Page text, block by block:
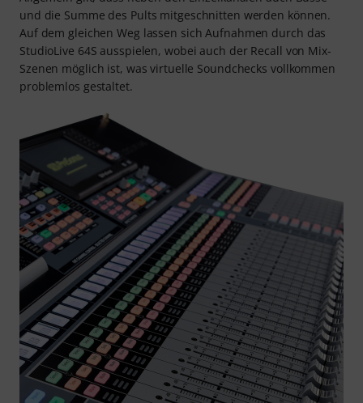
und die Summe des Pults mitgeschnitten werden können.
Auf dem gleichen Weg lassen sich Aufnahmen durch das
StudioLive 64S ausspielen, wobei auch der Recall von Mix-
Szenen möglich ist, was virtuelle Soundchecks vollkommen
problemlos gestaltet.